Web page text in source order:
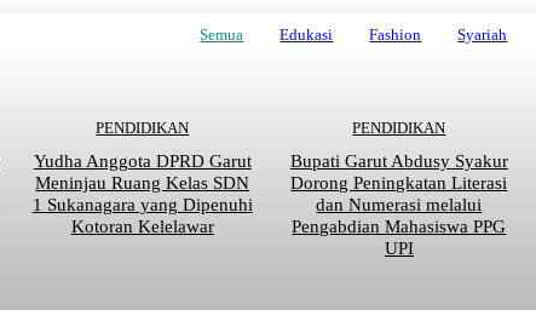
Semua Edukasi Fashion Syariah
PENDIDIKAN
Yudha Anggota DPRD Garut
Meninjau Ruang Kelas SDN
1 Sukanagara yang Dipenuhi
Kotoran Kelelawar
PENDIDIKAN
Bupati Garut Abdusy Syakur
Dorong Peningkatan Literasi
dan Numerasi melalui
Pengabdian Mahasiswa PPG
UPI